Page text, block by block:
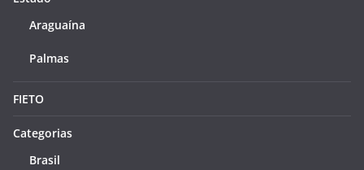
Araguaína
Palmas
FIETO
Categorias
Brasil